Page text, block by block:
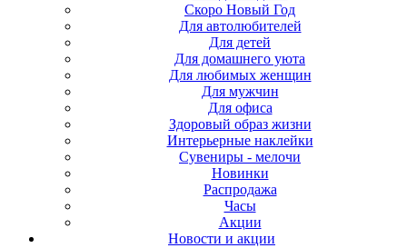
Скоро Новый Год
Для автолюбителей
Для детей
Для домашнего уюта
Для любимых женщин
Для мужчин
Для офиса
Здоровый образ жизни
Интерьерные наклейки
Сувениры - мелочи
Новинки
Распродажа
Часы
Акции
Новости и акции